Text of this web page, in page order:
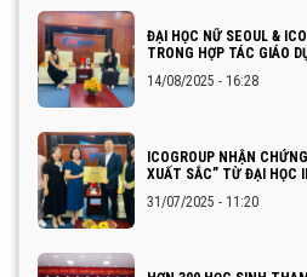
ĐẠI HỌC NỮ SEOUL &
TRONG HỢP TÁC GIÁO
14/08/2025 - 16:28
ICOGROUP NHẬN
XUẤT SẮC” TỪ ĐẠI HỌC
31/07/2025 - 11:20